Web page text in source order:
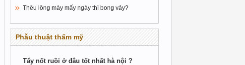
Thêu lông mày mấy ngày thì bong vảy?
Phẫu thuật thẩm mỹ
Tẩy nốt ruồi ở đâu tốt nhất hà nội ?